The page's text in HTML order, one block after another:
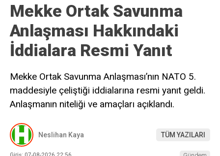
Mekke Ortak Savunma
Anlaşması Hakkındaki
İddialara Resmi Yanıt
Mekke Ortak Savunma Anlaşması’nın NATO 5.
maddesiyle çeliştiği iddialarına resmi yanıt geldi.
Anlaşmanın niteliği ve amaçları açıklandı.
Neslihan Kaya TÜM YAZILARI